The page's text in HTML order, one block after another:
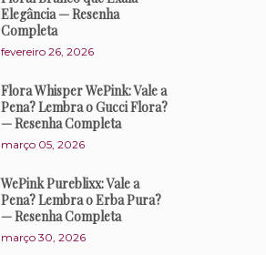
Elegância — Resenha
Completa
fevereiro 26, 2026
Flora Whisper WePink: Vale a
Pena? Lembra o Gucci Flora?
— Resenha Completa
março 05, 2026
WePink Pureblixx: Vale a
Pena? Lembra o Erba Pura?
— Resenha Completa
março 30, 2026